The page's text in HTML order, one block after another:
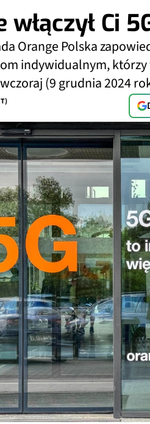
włączył Ci
Orange Polska
indywidualnym,
(9 grudnia 2024